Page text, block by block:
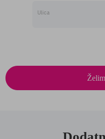
Ulica